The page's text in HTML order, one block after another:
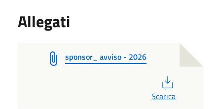
Allegati
sponsor_ avviso - 2026
Scarica